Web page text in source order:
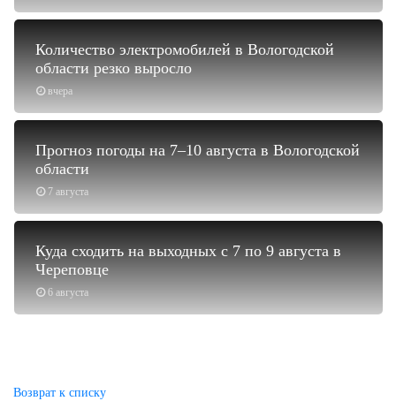
вчера
Количество электромобилей в Вологодской
области резко выросло
7 августа
Прогноз погоды на 7–10 августа в Вологодской
области
6 августа
Куда сходить на выходных с 7 по 9 августа в
Череповце
Возврат к списку